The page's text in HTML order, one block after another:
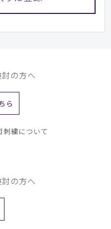
の方へ
ら
刺繍について
の方へ